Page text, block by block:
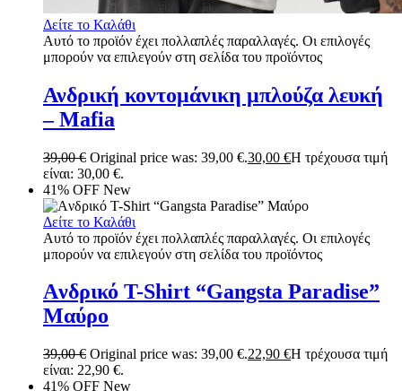
Δείτε το Καλάθι
Αυτό το προϊόν έχει πολλαπλές παραλλαγές. Οι επιλογές
μπορούν να επιλεγούν στη σελίδα του προϊόντος
Ανδρική κοντομάνικη μπλούζα λευκή
– Mafia
39,00€ Original price was: 39,00 €.30,00 €Η τρέχουσα τιμή
είναι: 30,00 €.
41% OFF New
Δείτε το Καλάθι
Αυτό το προϊόν έχει πολλαπλές παραλλαγές. Οι επιλογές
μπορούν να επιλεγούν στη σελίδα του προϊόντος
Aνδρικό T-Shirt “Gangsta Paradise”
Μαύρο
39,00€ Original price was: 39,00 €.22,90 €Η τρέχουσα τιμή
είναι: 22,90 €.
41% OFF New